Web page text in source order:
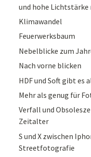
und hohe Lichtstärke
Klimawandel
Feuerwerksbaum
Nebelblicke zum
Nach vorne blicken
HDF und Soft gibt es
Mehr als genug für
Verfall und
Zeitalter
S und X zwischen
Streetfotografie